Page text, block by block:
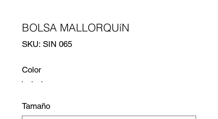
BOLSA MALLORQUíN
SKU: SKU
SIN
SIN 065
Color
Tamaño